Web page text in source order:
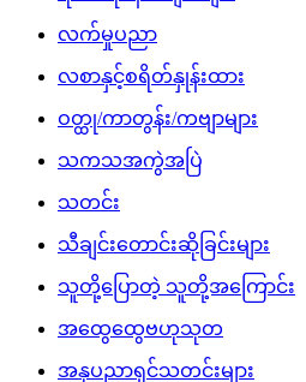
လက်မှုပညာ
လစာနှင့်စရိတ်နှုန်းထား
ဝတ္ထု/ကာတွန်း/ကဗျာများ
သကသအကွဲအပြဲ
သတင်း
သီချင်းတောင်းဆိုခြင်းများ
သူတို့ပြောတဲ့ သူတို့အကြောင်း
အထွေထွေဗဟုသုတ
အနုပညာရှင်သတင်းများ